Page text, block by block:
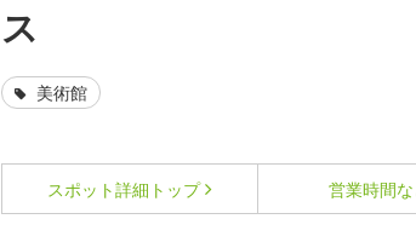
ス
美術館
スポット詳細 トップ 営業時間